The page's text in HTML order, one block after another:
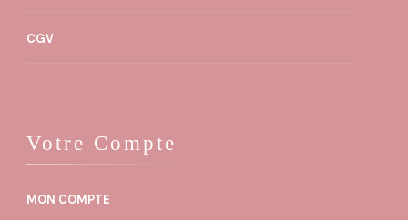
CGV
Votre Compte
MON COMPTE